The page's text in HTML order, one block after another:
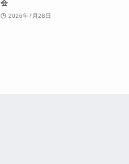
会
2026年7月28日